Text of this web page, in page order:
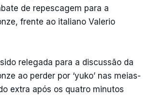
de repescagem para a
frente ao italiano Valerio
relegada para a discussão da
ao perder por ‘yuko’ nas meias-
extra após os quatro minutos